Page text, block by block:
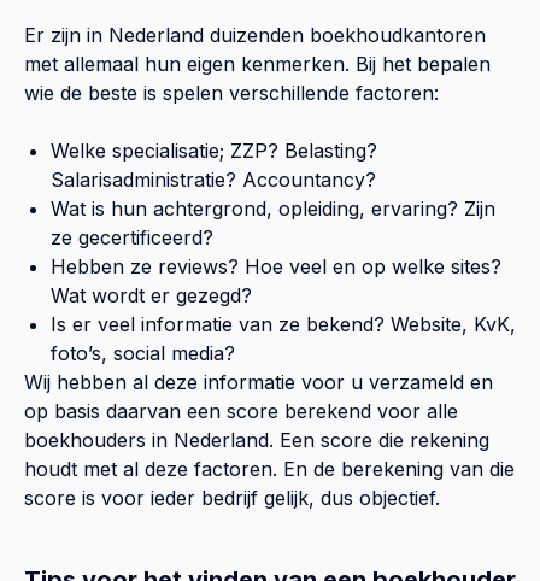
Er zijn in Nederland duizenden boekhoudkantoren
met allemaal hun eigen kenmerken. Bij het bepalen
wie de beste is spelen verschillende factoren:
Welke specialisatie; ZZP? Belasting?
Salarisadministratie? Accountancy?
Wat is hun achtergrond, opleiding, ervaring? Zijn
ze gecertificeerd?
Hebben ze reviews? Hoe veel en op welke sites?
Wat wordt er gezegd?
Is er veel informatie van ze bekend? Website, KvK,
foto’s, social media?
Wij hebben al deze informatie voor u verzameld en
op basis daarvan een score berekend voor alle
boekhouders in Nederland. Een score die rekening
houdt met al deze factoren. En de berekening van die
score is voor ieder bedrijf gelijk, dus objectief.